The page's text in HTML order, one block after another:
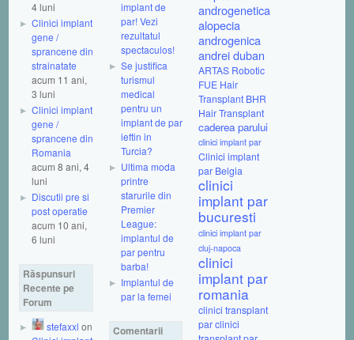
4 luni
Clinici implant
gene /
sprancene din
strainatate
acum 11 ani,
3 luni
Clinici implant
gene /
sprancene din
Romania
acum 8 ani, 4
luni
Discutii pre si
post operatie
acum 10 ani,
6 luni
Răspunsuri
Recente pe
Forum
stefaxxl on
implant de
par! Vezi
rezultatul
spectaculos!
Se justifica
turismul
medical
pentru un
implant de par
ieftin in
Turcia?
Ultima moda
printre
starurile din
Premier
League:
implantul de
par pentru
barba!
Implantul de
par la femei
Comentarii
androgenetica
alopecia
androgenica
andrei duban
ARTAS Robotic
FUE Hair
Transplant BHR
Hair Transplant
caderea parului
clinici implant par
Clinici implant
par Belgia
clinici
implant par
bucuresti
clinici implant par
cluj-napoca
clinici
implant par
romania
clinici transplant
parclinici